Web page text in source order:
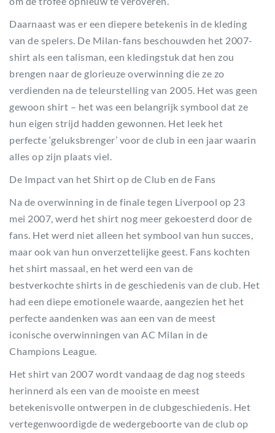
Daarnaast was er een diepere betekenis in de kleding
van de spelers. De Milan-fans beschouwden het 2007-
shirt als een talisman, een kledingstuk dat hen zou
brengen naar de glorieuze overwinning die ze zo
verdienden na de teleurstelling van 2005. Het was geen
gewoon shirt – het was een belangrijk symbool dat ze
hun eigen strijd hadden gewonnen. Het leek het
perfecte ‘geluksbrenger’ voor de club in een jaar waarin
alles op zijn plaats viel.
De Impact van het Shirt op de Club en de Fans
Na de overwinning in de finale tegen Liverpool op 23
mei 2007, werd het shirt nog meer gekoesterd door de
fans. Het werd niet alleen het symbool van hun succes,
maar ook van hun onverzettelijke geest. Fans kochten
het shirt massaal, en het werd een van de
bestverkochte shirts in de geschiedenis van de club. Het
had een diepe emotionele waarde, aangezien het het
perfecte aandenken was aan een van de meest
iconische overwinningen van AC Milan in de
Champions League.
Het shirt van 2007 wordt vandaag de dag nog steeds
herinnerd als een van de mooiste en meest
betekenisvolle ontwerpen in de clubgeschiedenis. Het
vertegenwoordigde de wedergeboorte van de club op